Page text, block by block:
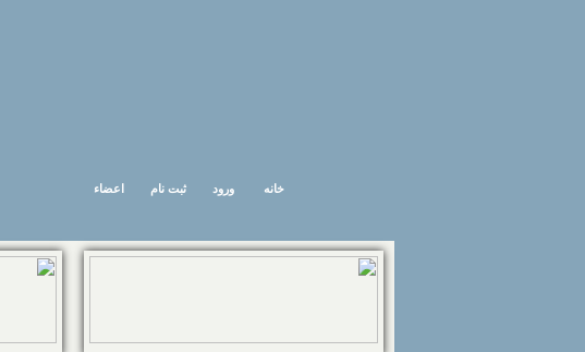
اعضاء ثبت نام ورود خانه